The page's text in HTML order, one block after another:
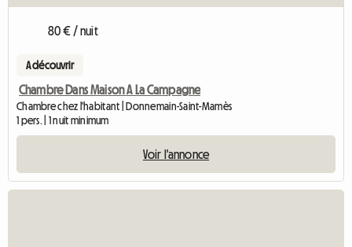
80 € / nuit
A découvrir
Chambre Dans Maison A La Campagne
Chambre chez l'habitant | Donnemain-Saint-Mamès
1 pers. | 1 nuit minimum
Voir l'annonce